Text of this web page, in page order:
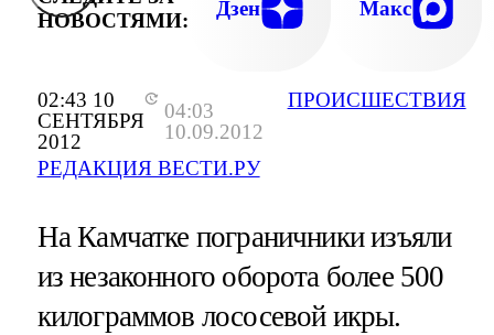
02:43 10
СЕНТЯБРЯ
2012
04:03
10.09.2012
РЕДАКЦИЯ ВЕСТИ.РУ
ПРОИСШЕСТВИЯ
НОВОСТЯМИ:
Дзен Макс
На Камчатке пограничники изъяли
из незаконного оборота более 500
килограммов лососевой икры.